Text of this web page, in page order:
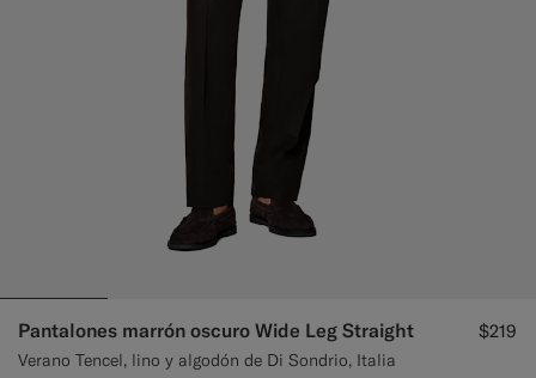
Pantalones marrón oscuro Wide Leg Straight
Verano Tencel, lino y algodón de Di Sondrio, Italia
$219